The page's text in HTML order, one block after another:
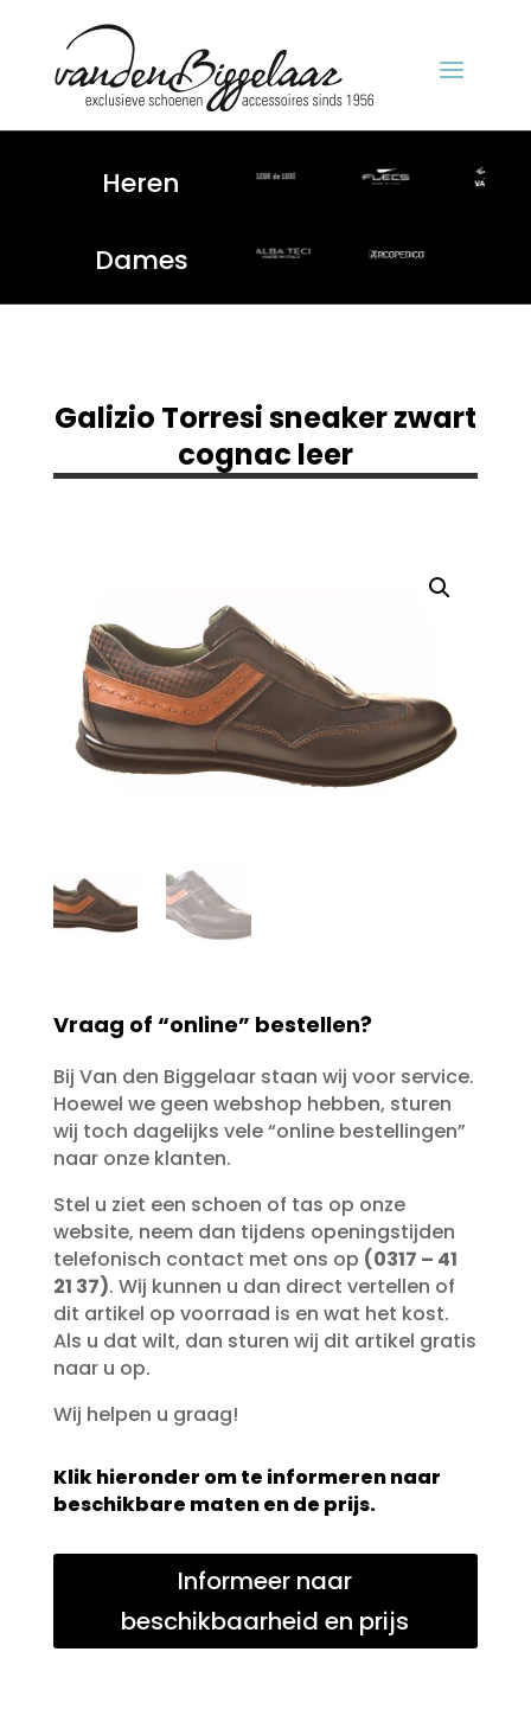
Heren
Dames
Galizio Torresi sneaker zwart
cognac leer
Vraag of “online” bestellen?
Bij Van den Biggelaar staan wij voor service.
Hoewel we geen webshop hebben, sturen
wij toch dagelijks vele “online bestellingen”
naar onze klanten.
Stel u ziet een schoen of tas op onze
website, neem dan tijdens openingstijden
telefonisch contact met ons op (0317 – 41
21 37). Wij kunnen u dan direct vertellen of
dit artikel op voorraad is en wat het kost.
Als u dat wilt, dan sturen wij dit artikel gratis
naar u op.
Wij helpen u graag!
Klik hieronder om te informeren naar
beschikbare maten en de prijs.
Informeer naar
beschikbaarheid en prijs